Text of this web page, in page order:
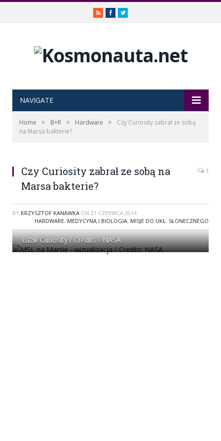
RSSFacebookTwitter
NAVIGATE
Home » B+R » Hardware »
Czy Curiosity zabrał ze sobą
na Marsa bakterie?
Czy Curiosity zabrał ze sobą na
Marsa bakterie?
3
BY KRZYSZTOF KANAWKA ON 21 CZERWCA 2014
HARDWARE, MEDYCYNA I BIOLOGIA, MISJE DO UKŁ. SŁONECZNEGO
Łazik Curiosity / Credits - NASA